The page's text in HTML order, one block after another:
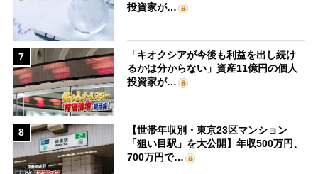
投資家が…
7
「キオクシアが今後も利益を出し続け
るかは分からない」資産11億円の個人
投資家が…
8
【世帯年収別・東京23区マンション
「狙い目駅」を大公開】年収500万円、
700万円で…